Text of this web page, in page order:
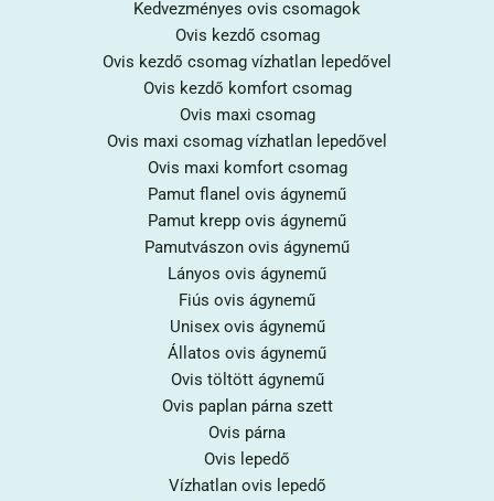
Kedvezményes ovis csomagok
Ovis kezdő csomag
Ovis kezdő csomag vízhatlan lepedővel
Ovis kezdő komfort csomag
Ovis maxi csomag
Ovis maxi csomag vízhatlan lepedővel
Ovis maxi komfort csomag
Pamut flanel ovis ágynemű
Pamut krepp ovis ágynemű
Pamutvászon ovis ágynemű
Lányos ovis ágynemű
Fiús ovis ágynemű
Unisex ovis ágynemű
Állatos ovis ágynemű
Ovis töltött ágynemű
Ovis paplan párna szett
Ovis párna
Ovis lepedő
Vízhatlan ovis lepedő